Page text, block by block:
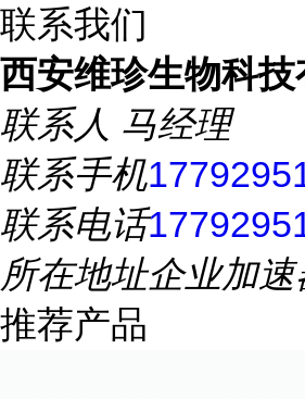
联系我们
西安维珍生物科技
联系人 马经理
联系手机
联系电话
所在地址企业加速
推荐产品